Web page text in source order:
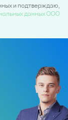
и подтверждаю,
данных ООО